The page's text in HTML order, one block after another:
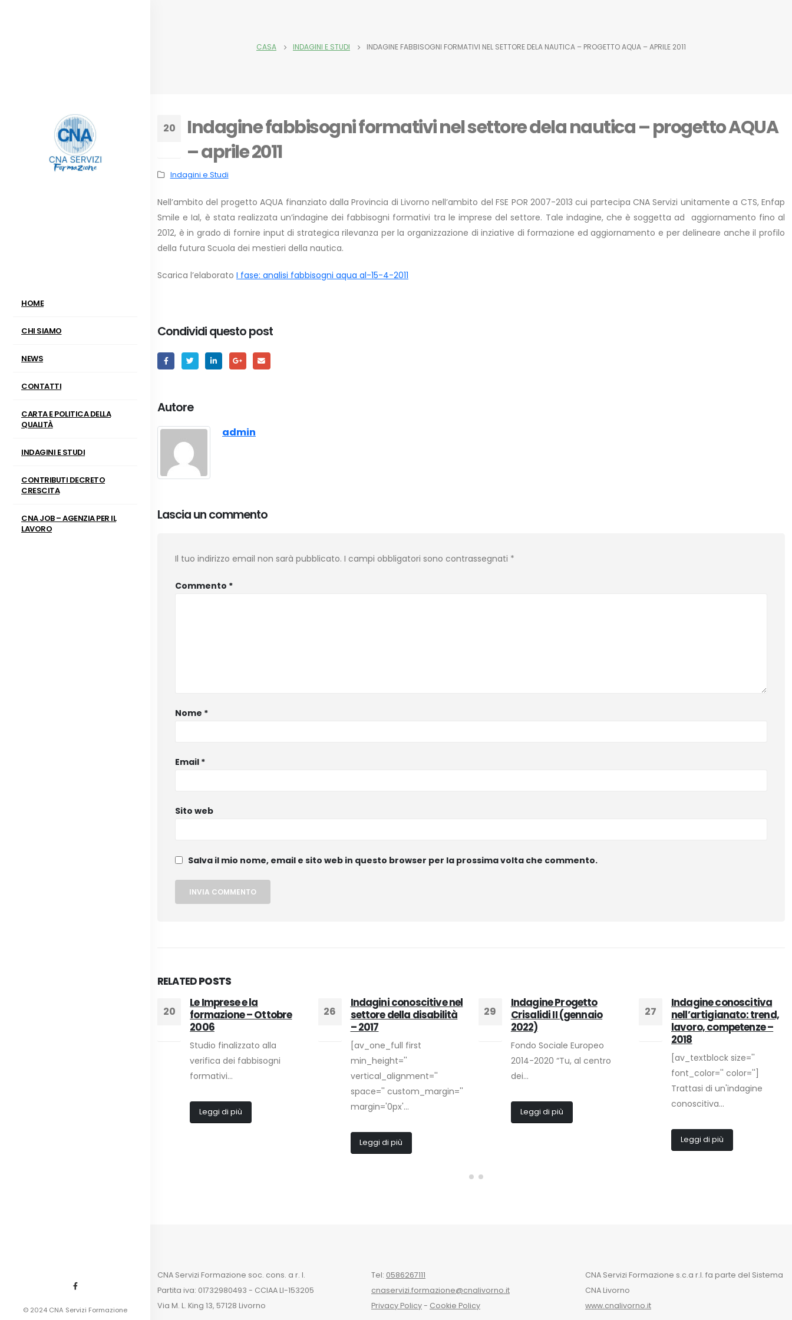
HOME
CHI SIAMO
NEWS
CONTATTI
CARTA E POLITICA DELLA
QUALITÀ
INDAGINI E STUDI
CONTRIBUTI DECRETO
CRESCITA
CNA JOB – AGENZIA PER IL
LAVORO
© 2024 CNA Servizi Formazione
CASA INDAGINI E STUDI INDAGINE FABBISOGNI FORMATIVI NEL SETTORE DELA NAUTICA – PROGETTO AQUA – APRILE 2011
20
Indagine fabbisogni formativi nel settore dela nautica – progetto AQUA
– aprile 2011
Indagini e Studi
Nell’ambito del progetto AQUA finanziato dalla Provincia di Livorno nell’ambito del FSE POR 2007-2013 cui partecipa CNA Servizi unitamente a CTS, Enfap
Smile e Ial, è stata realizzata un’indagine dei fabbisogni formativi tra le imprese del settore. Tale indagine, che è soggetta ad aggiornamento fino al
2012, è in grado di fornire input di strategica rilevanza per la organizzazione di inziative di formazione ed aggiornamento e per delineare anche il profilo
della futura Scuola dei mestieri della nautica.
Scarica l’elaborato I fase: analisi fabbisogni aqua al-15-4-2011
Condividi questo post
Autore
admin
Lascia un commento
Il tuo indirizzo email non sarà pubblicato. I campi obbligatori sono contrassegnati *
Commento *
Nome *
Email *
Sito web
Salva il mio nome, email e sito web in questo browser per la prossima volta che commento.
RELATEDPOSTS
20
Le Imprese e la
formazione – Ottobre
2006
Studio finalizzato alla
verifica dei fabbisogni
formativi...
Leggi di più
26
Indagini conoscitive nel
settore della disabilità
– 2017
[av_one_full first
min_height=''
vertical_alignment=''
space='' custom_margin=''
margin='0px'...
Leggi di più
29
Indagine Progetto
Crisalidi II (gennaio
2022)
Fondo Sociale Europeo
2014-2020 “Tu, al centro
dei...
Leggi di più
27
Indagine conoscitiva
nell’artigianato: trend,
lavoro, competenze –
2018
[av_textblock size=''
font_color='' color='']
Trattasi di un'indagine
conoscitiva...
Leggi di più
CNA Servizi Formazione soc. cons. a r. l.
Partita iva: 01732980493 - CCIAA LI-153205
Via M. L. King 13, 57128 Livorno
Tel: 0586267111
cnaservizi.formazione@cnalivorno.it
Privacy Policy- Cookie Policy
CNA Servizi Formazione s.c.a r.l. fa parte del Sistema
CNA Livorno
www.cnalivorno.it